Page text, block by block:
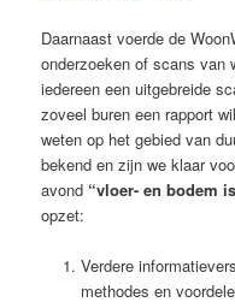
Daarnaast voerde de
onderzoeken of scans van
iedereen een uitgebreide
zoveel buren een rapport
weten op het gebied van
bekend en zijn we klaar
avond “vloer- en bodem
opzet:
Verdere
methodes en